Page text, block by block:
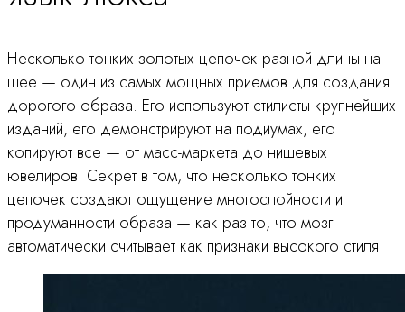
Несколько тонких золотых цепочек разной длины на
шее — один из самых мощных приемов для создания
дорогого образа. Его используют стилисты крупнейших
изданий, его демонстрируют на подиумах, его
копируют все — от масс-маркета до нишевых
ювелиров. Секрет в том, что несколько тонких
цепочек создают ощущение многослойности и
продуманности образа — как раз то, что мозг
автоматически считывает как признаки высокого стиля.